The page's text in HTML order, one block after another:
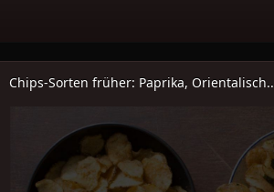
Chips-Sorten früher: Paprika, Orientalisch..